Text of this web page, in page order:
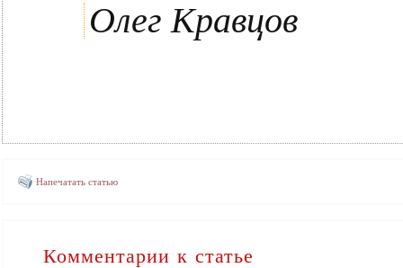
Олег Кравцов
Напечатать статью
Комментарии к статье